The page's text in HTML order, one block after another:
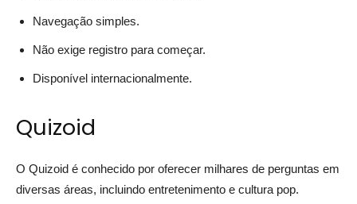
Navegação simples.
Não exige registro para começar.
Disponível internacionalmente.
Quizoid
O Quizoid é conhecido por oferecer milhares de perguntas em
diversas áreas, incluindo entretenimento e cultura pop.